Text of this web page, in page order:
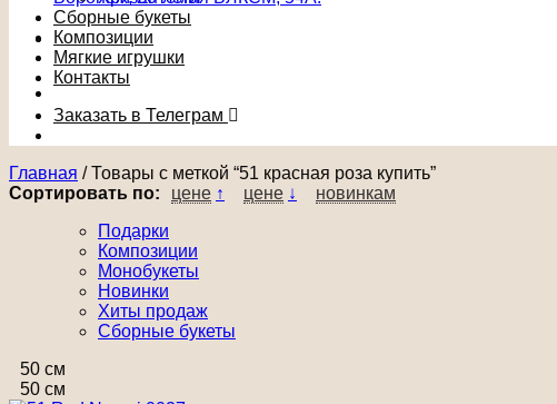
Сборные букеты
Композиции
Мягкие игрушки
Контакты
Заказать в Телеграм
Главная /Товары с меткой “51 красная роза купить”
Сортировать по:
цене ↑ цене ↓
новинкам
Подарки
Композиции
Монобукеты
Новинки
Хиты продаж
Сборные букеты
50 см
50 см